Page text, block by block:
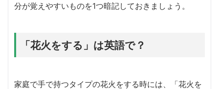
分が覚えやすいものを1つ暗記しておきましょう。
「花火をする」は英語で？
家庭で手で持つタイプの花火をする時には、「花火を